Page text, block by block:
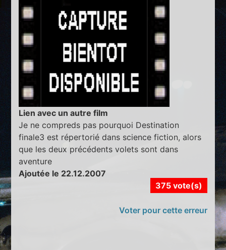
Lien avec un autre film
Je ne compreds pas pourquoi Destination
finale3 est répertorié dans science fiction, alors
que les deux précédents volets sont dans
aventure
Ajoutée le 22.12.2007
375 vote(s)
Voter pour cette erreur